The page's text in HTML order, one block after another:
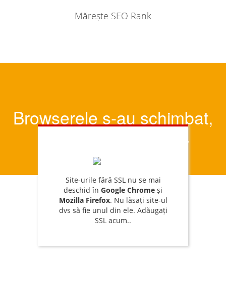
Mărește SEO Rank
Browserele s-au schimbat,
nu rămâneți în urmă
Site-urile fără SSL nu se mai
deschid în Google Chrome și
Mozilla Firefox. Nu lăsați site-ul
dvs să fie unul din ele. Adăugați
SSL acum..